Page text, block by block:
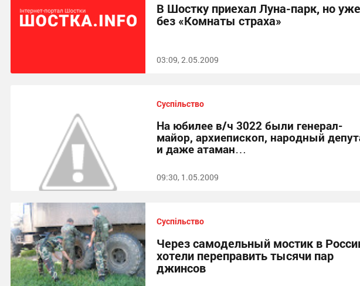
В Шостку приехал Луна-парк, но уже
без «Комнаты страха»
03:09, 2.05.2009
Суспільство
На юбилее в/ч 3022 были генерал-
майор, архиепископ, народный
и даже атаман…
09:30, 1.05.2009
Суспільство
Через самодельный мостик в
хотели переправить тысячи пар
джинсов